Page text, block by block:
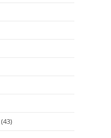
(43)